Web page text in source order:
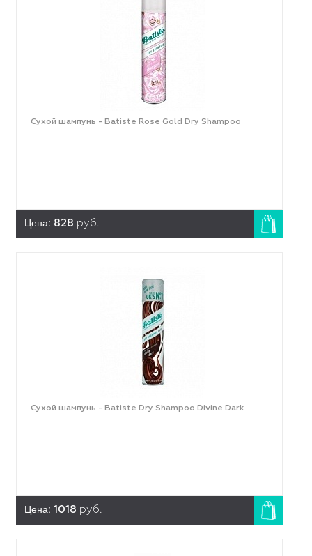
Сухой шампунь - Batiste Rose Gold Dry Shampoo
Цена: 828 руб.
Сухой шампунь - Batiste Dry Shampoo Divine Dark
Цена: 1018 руб.